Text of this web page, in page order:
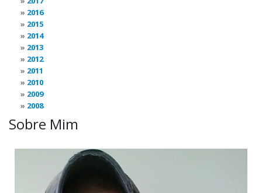
2016
2015
2014
2013
2012
2011
2010
2009
2008
Sobre Mim